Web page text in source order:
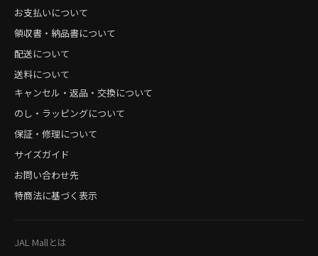
お支払いについて
領収書・納品書について
配送について
送料について
キャンセル・返品・交換について
のし・ラッピングについて
保証・修理について
サイズガイド
お問い合わせ先
特商法に基づく表示
JAL Mallとは